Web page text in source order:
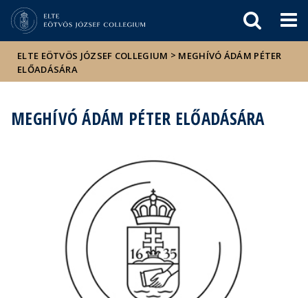
sajtóban
ELTE EÖTVÖS JÓZSEF COLLEGIUM > MEGHÍVÓ ÁDÁM PÉTER
ELŐADÁSÁRA
MEGHÍVÓ ÁDÁM PÉTER ELŐADÁSÁRA